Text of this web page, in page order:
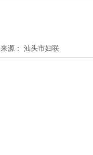
来源： 汕头市妇联